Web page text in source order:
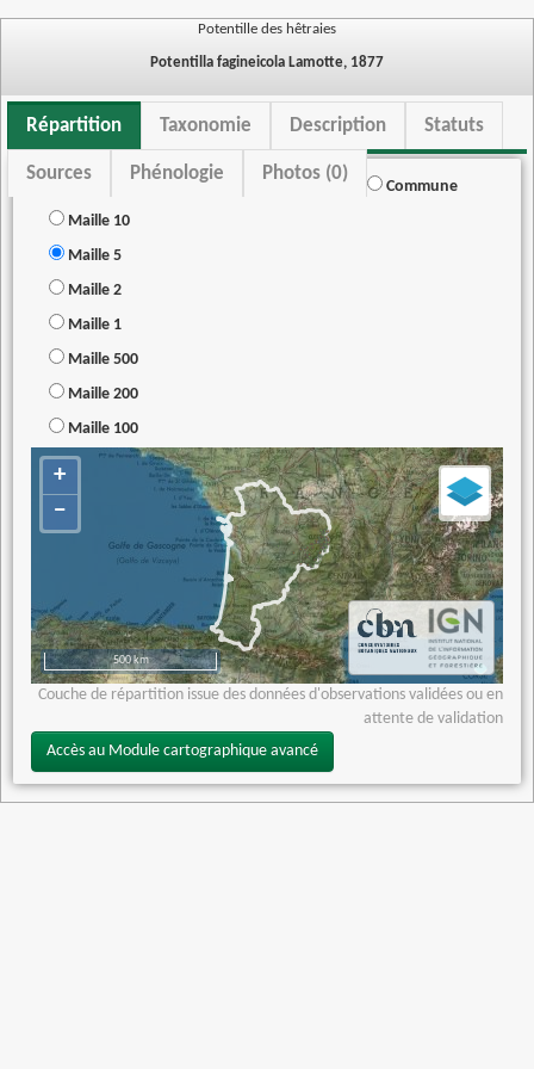
Potentille des hêtraies
Potentilla fagineicola Lamotte, 1877
Répartition Taxonomie Description Statuts
Sources Phénologie Photos (0)
Commune
Maille 10
Maille 5
Maille 2
Maille 1
Maille 500
Maille 200
Maille 100
+
−
500 km
Couche de répartition issue des données d'observations validées ou en
attente de validation
Accès au Module cartographique avancé